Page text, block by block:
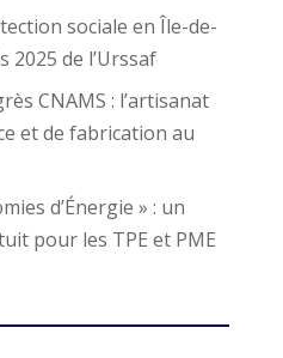
sociale en Île-de-
2025 de l’Urssaf
CNAMS : l’artisanat
et de fabrication au
d’Énergie » : un
pour les TPE et PME